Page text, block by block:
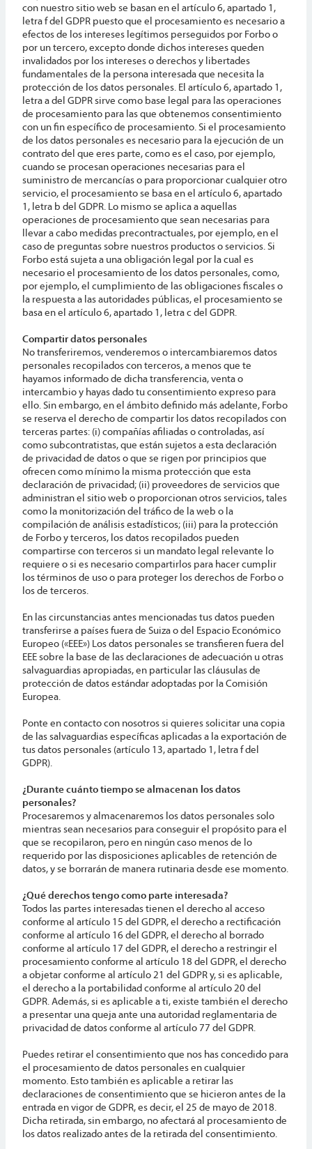
con nuestro sitio web se basan en el artículo 6, apartado 1,
letra f del GDPR puesto que el procesamiento es necesario a
efectos de los intereses legítimos perseguidos por Forbo o
por un tercero, excepto donde dichos intereses queden
invalidados por los intereses o derechos y libertades
fundamentales de la persona interesada que necesita la
protección de los datos personales. El artículo 6, apartado 1,
letra a del GDPR sirve como base legal para las operaciones
de procesamiento para las que obtenemos consentimiento
con un fin específico de procesamiento. Si el procesamiento
de los datos personales es necesario para la ejecución de un
contrato del que eres parte, como es el caso, por ejemplo,
cuando se procesan operaciones necesarias para el
suministro de mercancías o para proporcionar cualquier otro
servicio, el procesamiento se basa en el artículo 6, apartado
1, letra b del GDPR. Lo mismo se aplica a aquellas
operaciones de procesamiento que sean necesarias para
llevar a cabo medidas precontractuales, por ejemplo, en el
caso de preguntas sobre nuestros productos o servicios. Si
Forbo está sujeta a una obligación legal por la cual es
necesario el procesamiento de los datos personales, como,
por ejemplo, el cumplimiento de las obligaciones fiscales o
la respuesta a las autoridades públicas, el procesamiento se
basa en el artículo 6, apartado 1, letra c del GDPR.
Compartir datos personales
No transferiremos, venderemos o intercambiaremos datos
personales recopilados con terceros, a menos que te
hayamos informado de dicha transferencia, venta o
intercambio y hayas dado tu consentimiento expreso para
ello. Sin embargo, en el ámbito definido más adelante, Forbo
se reserva el derecho de compartir los datos recopilados con
terceras partes: (i) compañías afiliadas o controladas, así
como subcontratistas, que están sujetos a esta declaración
de privacidad de datos o que se rigen por principios que
ofrecen como mínimo la misma protección que esta
declaración de privacidad; (ii) proveedores de servicios que
administran el sitio web o proporcionan otros servicios, tales
como la monitorización del tráfico de la web o la
compilación de análisis estadísticos; (iii) para la protección
de Forbo y terceros, los datos recopilados pueden
compartirse con terceros si un mandato legal relevante lo
requiere o si es necesario compartirlos para hacer cumplir
los términos de uso o para proteger los derechos de Forbo o
los de terceros.
En las circunstancias antes mencionadas tus datos pueden
transferirse a países fuera de Suiza o del Espacio Económico
Europeo («EEE») Los datos personales se transfieren fuera del
EEE sobre la base de las declaraciones de adecuación u otras
salvaguardias apropiadas, en particular las cláusulas de
protección de datos estándar adoptadas por la Comisión
Europea.
Ponte en contacto con nosotros si quieres solicitar una copia
de las salvaguardias específicas aplicadas a la exportación de
tus datos personales (artículo 13, apartado 1, letra f del
GDPR).
¿Durante cuánto tiempo se almacenan los datos
personales?
Procesaremos y almacenaremos los datos personales solo
mientras sean necesarios para conseguir el propósito para el
que se recopilaron, pero en ningún caso menos de lo
requerido por las disposiciones aplicables de retención de
datos, y se borrarán de manera rutinaria desde ese momento.
¿Qué derechos tengo como parte interesada?
Todos las partes interesadas tienen el derecho al acceso
conforme al artículo 15 del GDPR, el derecho a rectificación
conforme al artículo 16 del GDPR, el derecho al borrado
conforme al artículo 17 del GDPR, el derecho a restringir el
procesamiento conforme al artículo 18 del GDPR, el derecho
a objetar conforme al artículo 21 del GDPR y, si es aplicable,
el derecho a la portabilidad conforme al artículo 20 del
GDPR. Además, si es aplicable a ti, existe también el derecho
a presentar una queja ante una autoridad reglamentaria de
privacidad de datos conforme al artículo 77 del GDPR.
Puedes retirar el consentimiento que nos has concedido para
el procesamiento de datos personales en cualquier
momento. Esto también es aplicable a retirar las
declaraciones de consentimiento que se hicieron antes de la
entrada en vigor de GDPR, es decir, el 25 de mayo de 2018.
Dicha retirada, sin embargo, no afectará al procesamiento de
los datos realizado antes de la retirada del consentimiento.